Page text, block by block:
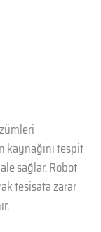
kaynağını tespit
sağlar. Robot
tesisata zarar